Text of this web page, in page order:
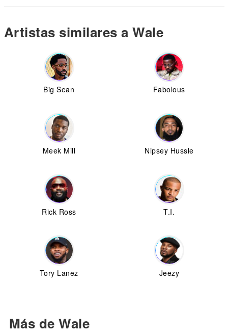
Artistas similares a Wale
Big Sean Fabolous
Meek Mill Nipsey Hussle
Rick Ross T.I.
Tory Lanez Jeezy
Más de Wale